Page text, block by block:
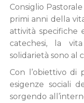
Consiglio
primi anni della
attività specifiche
catechesi, la
solidarietà sono al
Con l’obiettivo di
esigenze sociali
sorgendo